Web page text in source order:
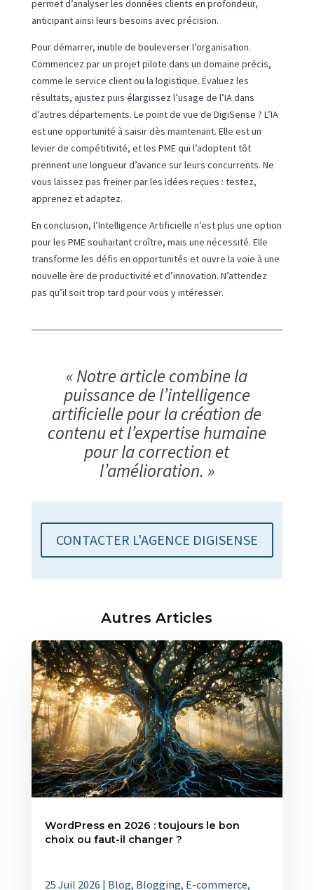
permet d’analyser les données clients en profondeur,
anticipant ainsi leurs besoins avec précision.
Pour démarrer, inutile de bouleverser l’organisation.
Commencez par un projet pilote dans un domaine précis,
comme le service client ou la logistique. Évaluez les
résultats, ajustez puis élargissez l’usage de l’IA dans
d’autres départements. Le point de vue de DigiSense ? L’IA
est une opportunité à saisir dès maintenant. Elle est un
levier de compétitivité, et les PME qui l’adoptent tôt
prennent une longueur d’avance sur leurs concurrents. Ne
vous laissez pas freiner par les idées reçues : testez,
apprenez et adaptez.
En conclusion, l’Intelligence Artificielle n’est plus une option
pour les PME souhaitant croître, mais une nécessité. Elle
transforme les défis en opportunités et ouvre la voie à une
nouvelle ère de productivité et d’innovation. N’attendez
pas qu’il soit trop tard pour vous y intéresser.
« Notre article combine la
puissance de l’intelligence
artificielle pour la création de
contenu et l’expertise humaine
pour la correction et
l’amélioration. »
CONTACTER L'AGENCE DIGISENSE
Autres Articles
WordPress en 2026 : toujours le bon
choix ou faut-il changer ?
25 Juil 2026 | Blog, Blogging, E-commerce,